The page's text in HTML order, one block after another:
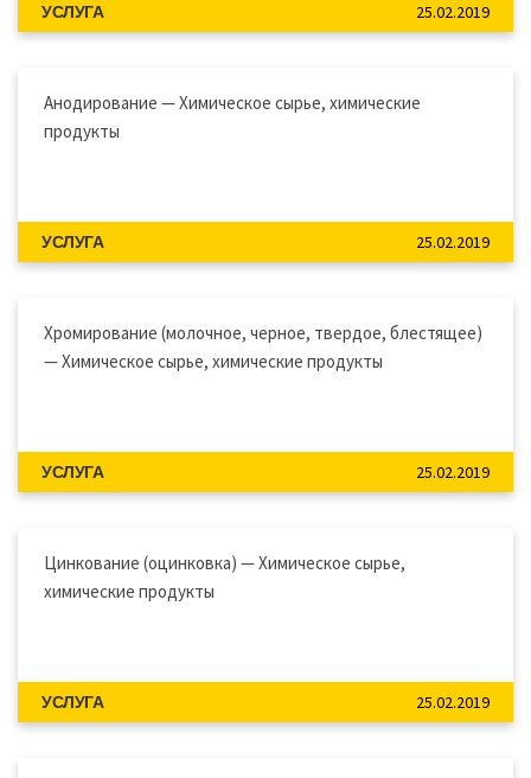
УСЛУГА 25.02.2019
Анодирование — Химическое сырье, химические
продукты
УСЛУГА 25.02.2019
Хромирование (молочное, черное, твердое, блестящее)
— Химическое сырье, химические продукты
УСЛУГА 25.02.2019
Цинкование (оцинковка) — Химическое сырье,
химические продукты
УСЛУГА 25.02.2019